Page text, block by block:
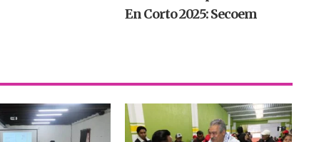
En Corto 2025: Secoem